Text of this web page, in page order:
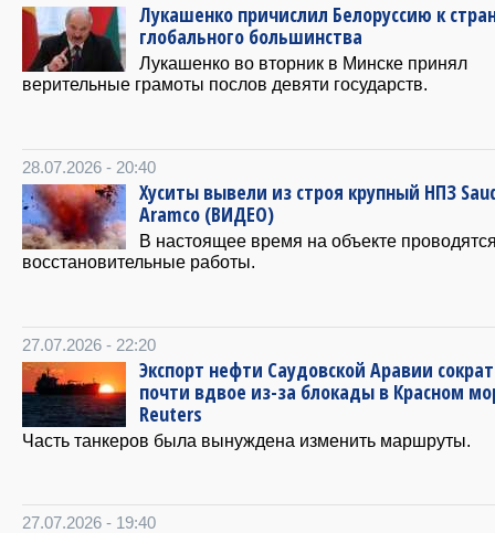
Лукашенко причислил Белоруссию к
глобального большинства
Лукашенко во вторник в Минске принял
верительные грамоты послов девяти государств.
28.07.2026 - 20:40
Хуситы вывели из строя крупный НПЗ
Aramco (ВИДЕО)
В настоящее время на объекте
восстановительные работы.
27.07.2026 - 22:20
Экспорт нефти Саудовской Аравии
почти вдвое из-за блокады в Красном
Reuters
Часть танкеров была вынуждена изменить маршруты.
27.07.2026 - 19:40